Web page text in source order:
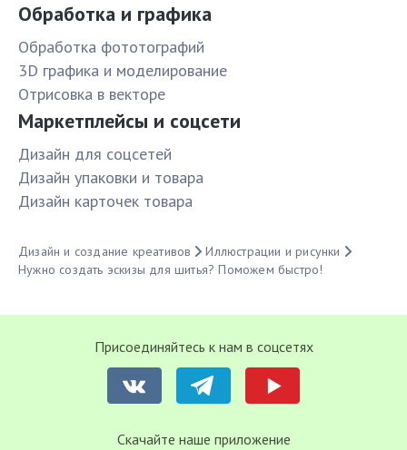
Обработка и графика
Обработка фототографий
3D графика и моделирование
Отрисовка в векторе
Маркетплейсы и соцсети
Дизайн для соцсетей
Дизайн упаковки и товара
Дизайн карточек товара
Дизайн и создание креативов
Иллюстрации и рисунки
Нужно создать эскизы для шитья? Поможем быстро!
Присоединяйтесь к нам в соцсетях
Cкачайте наше приложение